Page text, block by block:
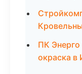
ПК
окраска в